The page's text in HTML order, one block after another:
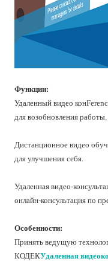
Функции:
Удаленный видео
для возобновления работы.
Дистанционное видео
для улучшения себя.
Удаленная видео-
онлайн-консультация по
Особенности:
Принять ведущую
КОДЕКУдаленная